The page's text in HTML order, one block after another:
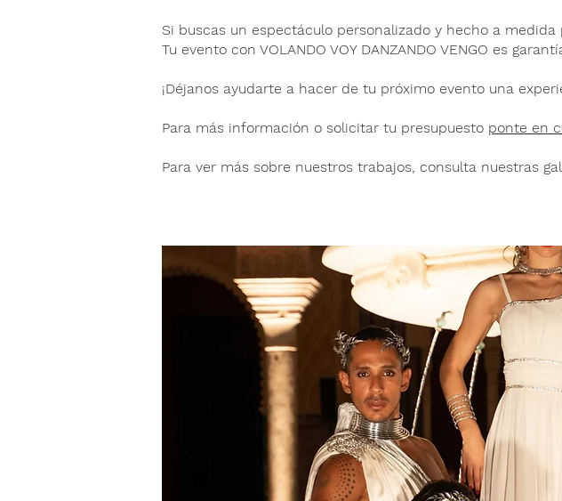
Si buscas un espectáculo personalizado y hecho a medida
Tu evento con VOLANDO VOY DANZANDO VENGO es
¡Déjanos ayudarte a hacer de tu próximo evento una
Para más información o solicitar tu presupuesto ponte en
Para ver más sobre nuestros trabajos, consulta nuestras